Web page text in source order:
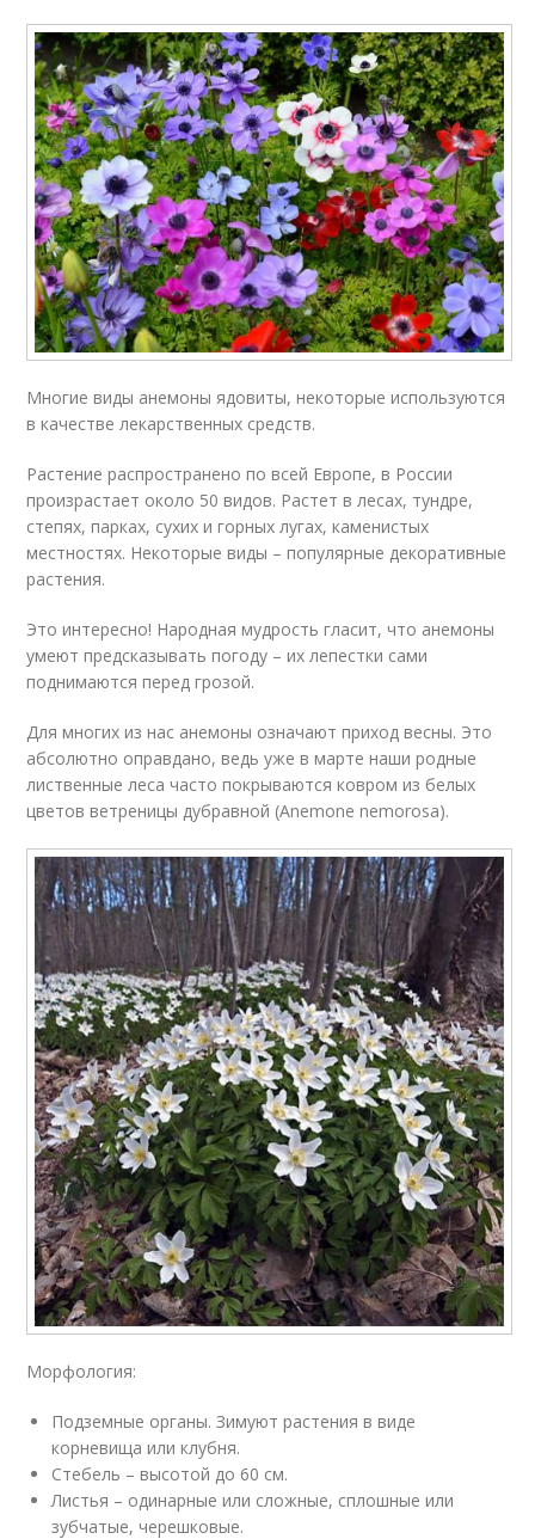
Многие виды анемоны ядовиты, некоторые используются
в качестве лекарственных средств.
Растение распространено по всей Европе, в России
произрастает около 50 видов. Растет в лесах, тундре,
степях, парках, сухих и горных лугах, каменистых
местностях. Некоторые виды – популярные декоративные
растения.
Это интересно! Народная мудрость гласит, что анемоны
умеют предсказывать погоду – их лепестки сами
поднимаются перед грозой.
Для многих из нас анемоны означают приход весны. Это
абсолютно оправдано, ведь уже в марте наши родные
лиственные леса часто покрываются ковром из белых
цветов ветреницы дубравной (Anemone nemorosa).
Морфология:
Подземные органы. Зимуют растения в виде
корневища или клубня.
Стебель – высотой до 60 см.
Листья – одинарные или сложные, сплошные или
зубчатые, черешковые.